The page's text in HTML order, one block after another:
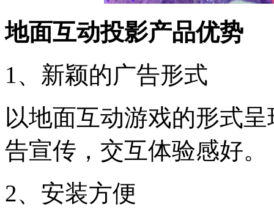
地面互动投影产品优势
1、新颖的广告形式
以地面互动游戏的形式
告宣传，交互体验感好。
2、安装方便